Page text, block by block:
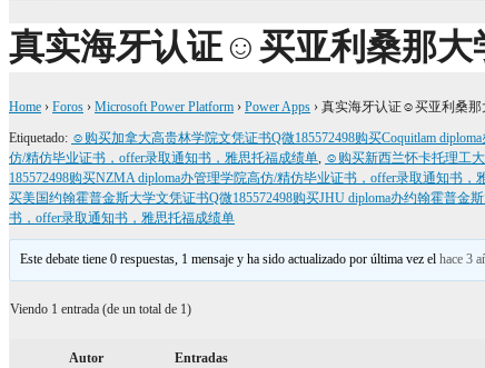
真实海牙认证☺买亚利桑那大
Home › Foros › Microsoft Power Platform › Power Apps › 真实海牙认证☺买亚利桑那
Etiquetado: ☺购买加拿大高贵林学院文凭证书Q微185572498购买Coquitlam
仿/精仿毕业证书，offer录取通知书，雅思托福成绩单, ☺购买新西兰怀卡托理工
185572498购买NZMA diploma办管理学院高仿/精仿毕业证书，offer录取通知书，
买美国约翰霍普金斯大学文凭证书Q微185572498购买JHU diploma办约翰霍普
书，offer录取通知书，雅思托福成绩单
Este debate tiene 0 respuestas, 1 mensaje y ha sido actualizado por última vez elhace 3
Viendo 1 entrada (de un total de 1)
Autor Entradas